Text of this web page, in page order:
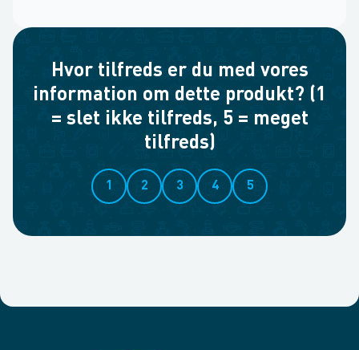
Hvor tilfreds er du med vores
information om dette produkt? (1
= slet ikke tilfreds, 5 = meget
tilfreds)
1 2 3 4 5